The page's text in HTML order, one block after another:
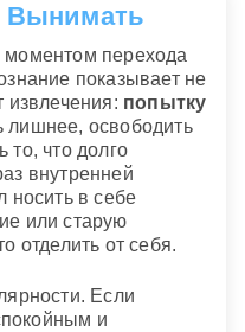
Вынимать
моментом перехода
показывает не
извлечения: попытку
лишнее, освободить
то, что долго
внутренней
носить в себе
или старую
отделить от себя.
Если
и